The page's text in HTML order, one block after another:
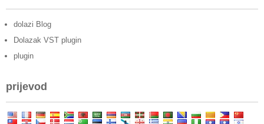
dolazi Blog
Dolazak VST plugin
plugin
prijevod